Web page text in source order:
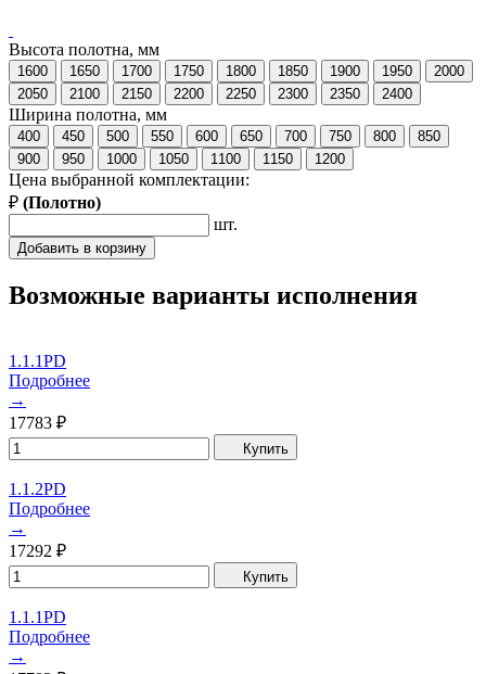
Высота полотна, мм
1600 1650 1700 1750 1800 1850 1900 1950
2000
2050
2100 2150 2200 2250 2300 2350 2400
Ширина полотна, мм
400 450 500 550 600 650 700 750 800
850
900
950 1000 1050 1100 1150 1200
Цена выбранной комплектации:
₽ (Полотно)
шт.
Добавить в корзину
Возможные варианты исполнения
1.1.1PD
Подробнее
→
17783 ₽
Купить
1.1.2PD
Подробнее
→
17292 ₽
Купить
1.1.1PD
Подробнее
→